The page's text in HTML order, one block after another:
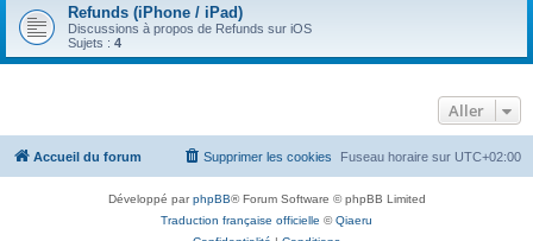
c
e
r
Refunds (iPhone / iPad)
Discussions à propos de Refunds sur iOS
Sujets : 4
Aller
Accueil du forum Fuseau horaire sur UTC+02:00
Supprimer les cookies
Développé parphpBB® Forum Software © phpBB Limited
Traduction française officielle ©Qiaeru